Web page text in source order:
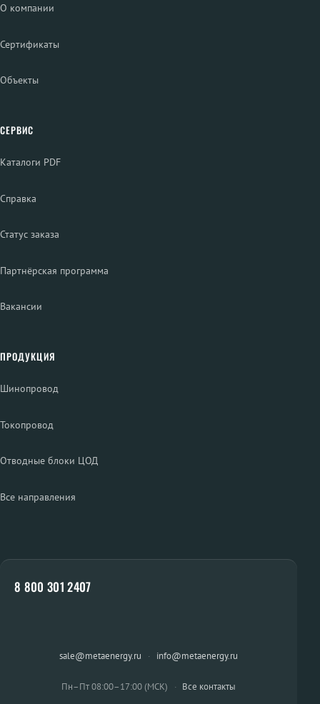
О компании
Сертификаты
Объекты
СЕРВИС
Каталоги PDF
Справка
Статус заказа
Партнёрская программа
Вакансии
ПРОДУКЦИЯ
Шинопровод
Токопровод
Отводные блоки ЦОД
Все направления
8 800 301 2407
sale@metaenergy.ru · info@metaenergy.ru
Пн–Пт 08:00–17:00 (МСК) · Все контакты